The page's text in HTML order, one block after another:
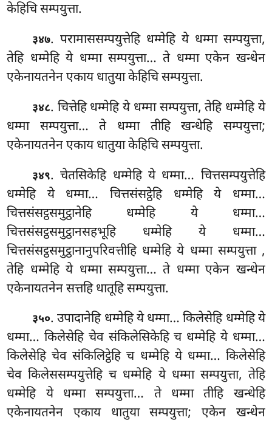
केहिचि सम्पयुत्ता.
३४७. परामाससम्पयुत्तेहि धम्मेहि ये धम्मा सम्पयुत्ता,
तेहि धम्मेहि ये धम्मा सम्पयुत्ता… ते धम्मा एकेन खन्धेन
एकेनायतनेन एकाय धातुया केहिचि सम्पयुत्ता.
३४८. चित्तेहि धम्मेहि ये धम्मा सम्पयुत्ता, तेहि धम्मेहि ये
धम्मा सम्पयुत्ता… ते धम्मा तीहि खन्धेहि सम्पयुत्ता;
एकेनायतनेन एकाय धातुया केहिचि सम्पयुत्ता.
३४९. चेतसिकेहि धम्मेहि ये धम्मा… चित्तसम्पयुत्तेहि
धम्मेहि ये धम्मा… चित्तसंसट्ठेहि धम्मेहि ये धम्मा…
चित्तसंसट्ठसमुट्ठानेहि धम्मेहि ये धम्मा…
चित्तसंसट्ठसमुट्ठानसहभूहि धम्मेहि ये धम्मा…
चित्तसंसट्ठसमुट्ठानानुपरिवत्तीहि धम्मेहि ये धम्मा सम्पयुत्ता ,
तेहि धम्मेहि ये धम्मा सम्पयुत्ता… ते धम्मा एकेन खन्धेन
एकेनायतनेन सत्तहि धातूहि सम्पयुत्ता.
३५०. उपादानेहि धम्मेहि ये धम्मा… किलेसेहि धम्मेहि ये
धम्मा… किलेसेहि चेव संकिलेसिकेहि च धम्मेहि ये धम्मा…
किलेसेहि चेव संकिलिट्ठेहि च धम्मेहि ये धम्मा… किलेसेहि
चेव किलेससम्पयुत्तेहिच धम्मेहि ये धम्मा सम्पयुत्ता, तेहि
धम्मेहि ये धम्मा सम्पयुत्ता… ते धम्मा तीहि खन्धेहि
एकेनायतनेन एकाय धातुया सम्पयुत्ता; एकेन खन्धेन